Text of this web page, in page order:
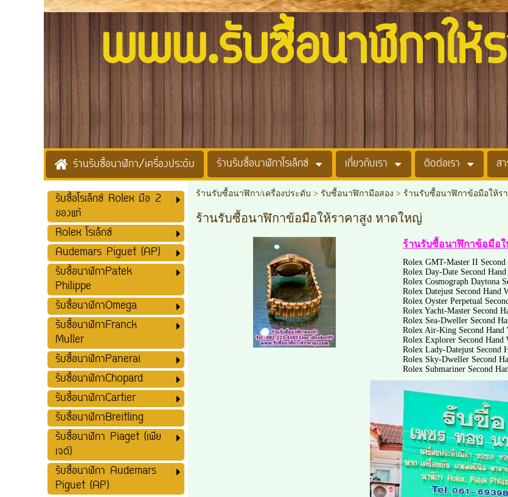
www.รับซื้อนาฬิกาให้ร
ร้านรับซื้อนาฬิกา/เครื่องประดับ ร้านรับซื้อนาฬิกาโรเล็กซ์ เกี่ยวกับเรา ติดต่อเรา ส
รับซื้อโรเล็กซ์ Rolex มือ 2
ของแท้
Rolex โรเล็กซ์
Audemars Piguet (AP)
รับซื้อนาฬิกาPatek
Philippe
รับซื้อนาฬิกาOmega
รับซื้อนาฬิกาFranck
Muller
รับซื้อนาฬิกาPanerai
รับซื้อนาฬิกาChopard
รับซื้อนาฬิกาCartier
รับซื้อนาฬิกาฺฺBreitling
รับซื้อนาฬิกา Piaget (เพีย
เจต์)
รับซื้อนาฬิกา Audemars
Piguet (AP)
ร้านรับซื้อนาฬิกา/เครื่องประดับ > รับซื้อนาฬิกามือสอง > ร้านรับซื้อนาฬิกาข้อมือให้ร
ร้านรับซื้อนาฬิกาข้อมือให้ราคาสูง หาดใหญ่
ร้านรับซื้อนาฬิกาข้อมือ
Rolex GMT-Master II Second
Rolex Day-Date Second Hand
Rolex Cosmograph Daytona
Rolex Datejust Second Hand
Rolex Oyster Perpetual
Rolex Yacht-Master Second
Rolex Sea-Dweller Second
Rolex Air-King Second Hand
Rolex Explorer Second Hand
Rolex Lady‑Datejust Second
Rolex Sky-Dweller Second
Rolex Submariner Second